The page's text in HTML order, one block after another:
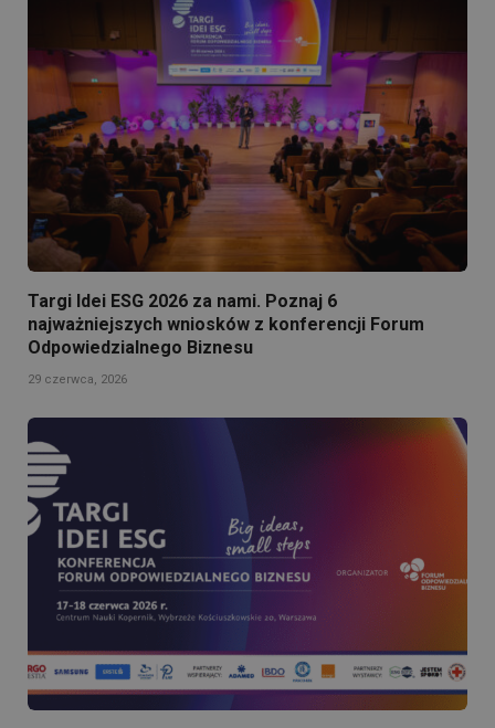
Targi Idei ESG 2026 za nami. Poznaj 6
najważniejszych wniosków z konferencji Forum
Odpowiedzialnego Biznesu
29 czerwca, 2026